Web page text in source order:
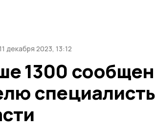
декабря 2023, 13:12
1300